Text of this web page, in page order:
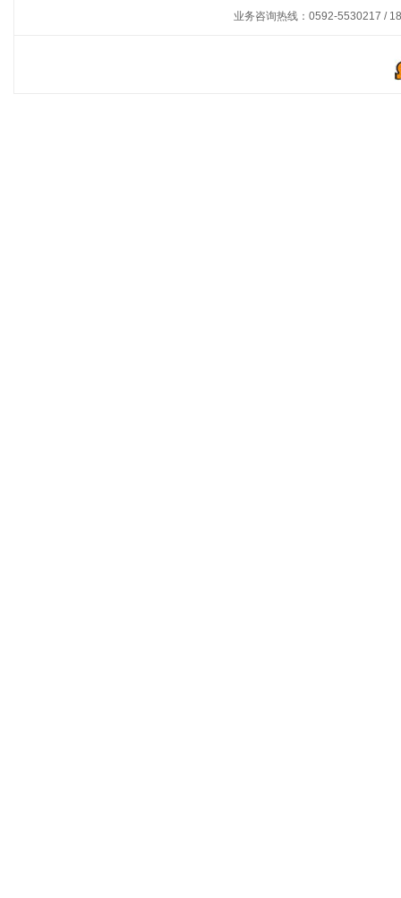
业务咨询热线：0592-5530217 /